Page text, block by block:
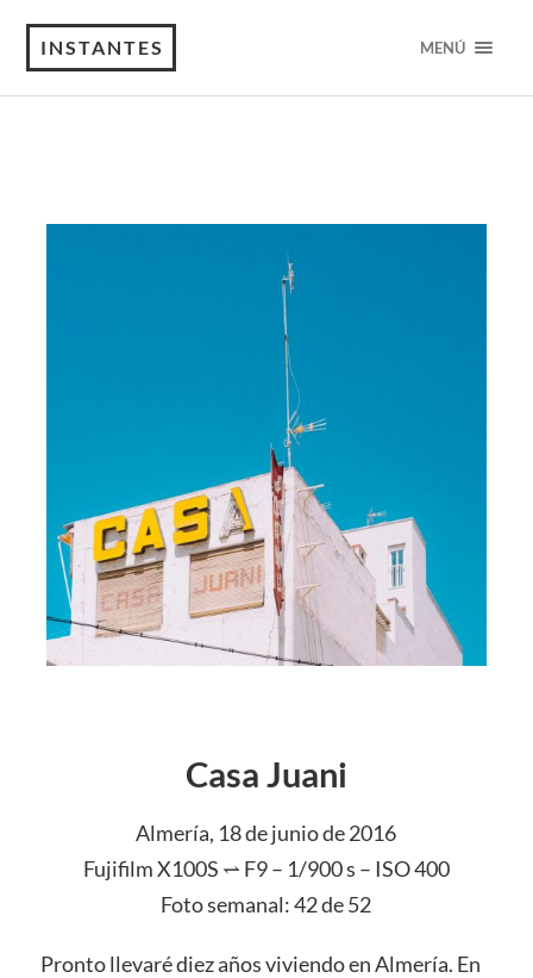
INSTANTES MENÚ
Casa Juani
Almería, 18 de junio de 2016
Fujifilm X100S ⥋ F9 – 1/900 s – ISO 400
Foto semanal: 42 de 52
Pronto llevaré diez años viviendo en Almería. En